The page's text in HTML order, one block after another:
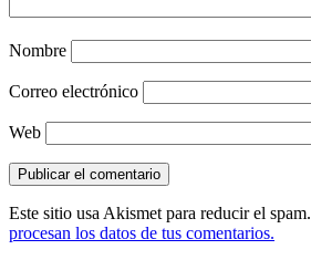
Nombre
Correo electrónico
Web
Este sitio usa Akismet para reducir el spam.
procesan los datos de tus comentarios.